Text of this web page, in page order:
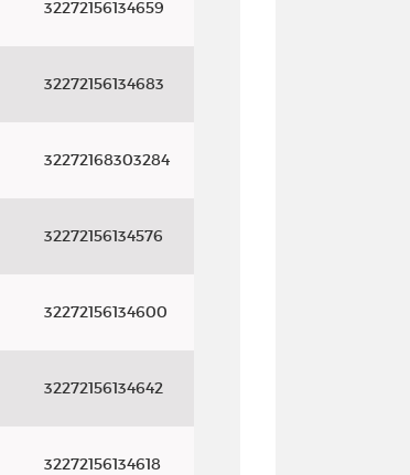
32272156134659
32272156134683
32272168303284
32272156134576
32272156134600
32272156134642
32272156134618